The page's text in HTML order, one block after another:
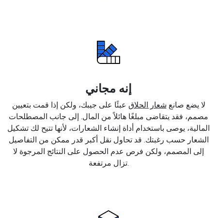
إنه مجاني
لا يضع صانع شعار الحلاق عبئًا على جيبك، ولكن إذا قمت بتعيين
مصمم، فقد يتقاضى مبلغًا هائلاً من المال. إلى جانب المصطلحات
المالية، يوصى باستخدام أداة إنشاء الشعارات، لأنها تتيح لك تشكيل
الشعار حسب رغبتك. قد تحاول نقل أكبر قدر ممكن من التفاصيل
إلى المصمم، ولكن فرص عدم الحصول على النتائج المرجوة لا
تزال مرتفعة.